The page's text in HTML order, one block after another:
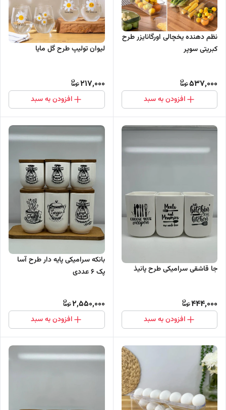
نظم دهنده یخچالی اورگانایزر طرح
کبریتی سوپر
537,000
افزودن به سبد
لیوان تولیپ طرح گل مایا
217,000
افزودن به سبد
جا قاشقی سرامیکی طرح پانیذ
444,000
افزودن به سبد
بانکه سرامیکی پایه دار طرح آسا
پک 6 عددی
2,550,000
افزودن به سبد